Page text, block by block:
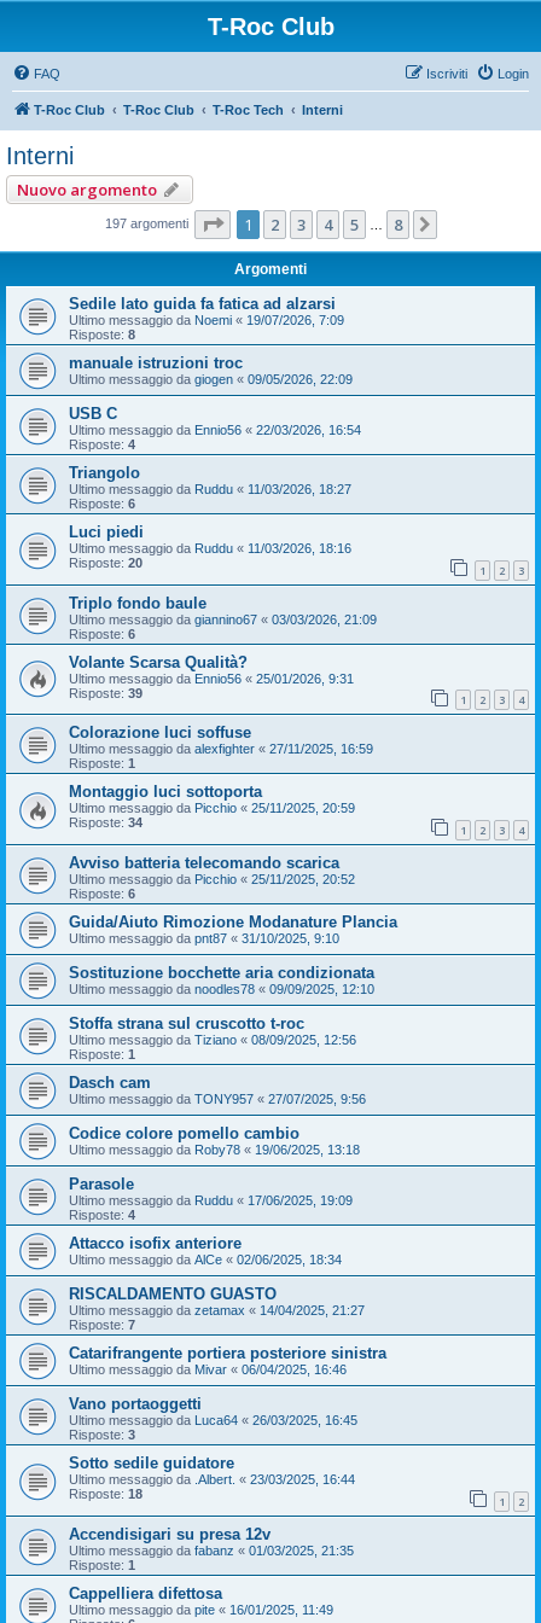
T-Roc Club
FAQ Login
Iscriviti
T-Roc Club T-Roc Club T-Roc Tech Interni
Interni
Nuovo argomento
197 argomenti Pagina di
1 2 3 4 5 8
Argomenti
Sedile lato guida fa fatica ad alzarsi
Ultimo messaggio da Noemi « 19/07/2026, 7:09
Risposte: 8
manuale istruzioni troc
Ultimo messaggio da giogen « 09/05/2026, 22:09
USB C
Ultimo messaggio da Ennio56 « 22/03/2026, 16:54
Risposte: 4
Triangolo
Ultimo messaggio da Ruddu « 11/03/2026, 18:27
Risposte: 6
Luci piedi
Ultimo messaggio da Ruddu « 11/03/2026, 18:16
Risposte: 20 1 2 3
Triplo fondo baule
Ultimo messaggio da giannino67 « 03/03/2026, 21:09
Risposte: 6
Volante Scarsa Qualità?
Ultimo messaggio da Ennio56 « 25/01/2026, 9:31
Risposte: 39 1 2 3 4
Colorazione luci soffuse
Ultimo messaggio da alexfighter « 27/11/2025, 16:59
Risposte: 1
Montaggio luci sottoporta
Ultimo messaggio da Picchio « 25/11/2025, 20:59
Risposte: 34 1 2 3 4
Avviso batteria telecomando scarica
Ultimo messaggio da Picchio « 25/11/2025, 20:52
Risposte: 6
Guida/Aiuto Rimozione Modanature Plancia
Ultimo messaggio da pnt87 « 31/10/2025, 9:10
Sostituzione bocchette aria condizionata
Ultimo messaggio da noodles78 « 09/09/2025, 12:10
Stoffa strana sul cruscotto t-roc
Ultimo messaggio da Tiziano « 08/09/2025, 12:56
Risposte: 1
Dasch cam
Ultimo messaggio da TONY957 « 27/07/2025, 9:56
Codice colore pomello cambio
Ultimo messaggio da Roby78 « 19/06/2025, 13:18
Parasole
Ultimo messaggio da Ruddu « 17/06/2025, 19:09
Risposte: 4
Attacco isofix anteriore
Ultimo messaggio da AlCe « 02/06/2025, 18:34
RISCALDAMENTO GUASTO
Ultimo messaggio da zetamax « 14/04/2025, 21:27
Risposte: 7
Catarifrangente portiera posteriore sinistra
Ultimo messaggio da Mivar « 06/04/2025, 16:46
Vano portaoggetti
Ultimo messaggio da Luca64 « 26/03/2025, 16:45
Risposte: 3
Sotto sedile guidatore
Ultimo messaggio da .Albert. « 23/03/2025, 16:44
Risposte: 18 1 2
Accendisigari su presa 12v
Ultimo messaggio da fabanz « 01/03/2025, 21:35
Risposte: 1
Cappelliera difettosa
Ultimo messaggio da pite « 16/01/2025, 11:49